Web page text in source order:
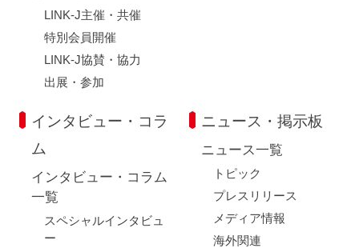
LINK-J主催・共催
特別会員開催
LINK-J協賛・協力
出展・参加
インタビュー・コラ
ム
インタビュー・コラム
一覧
スペシャルインタビュ
ー
ニュース・掲示板
ニュース一覧
トピック
プレスリリース
メディア情報
海外関連